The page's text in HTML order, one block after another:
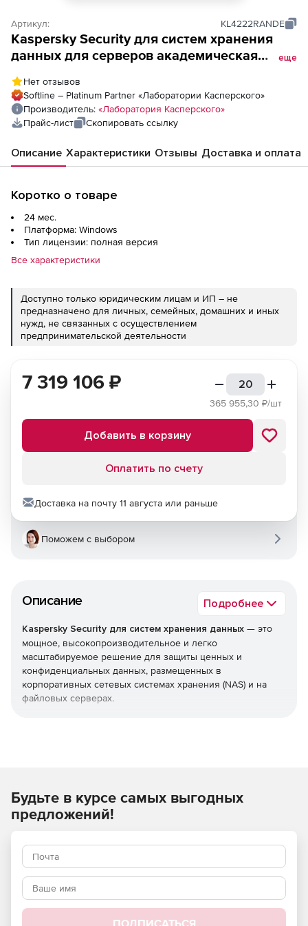
Артикул: KL4222RANDE
Kaspersky Security для систем хранения
данных для серверов академическая
еще
Нет отзывов
Softline – Platinum Partner «Лаборатории Касперского»
Производитель: «Лаборатория Касперского»
Прайс-лист
Скопировать ссылку
Описание Характеристики Отзывы Доставка и оплата
Коротко о товаре
24 мес.
Платформа: Windows
Тип лицензии: полная версия
Все характеристики
Доступно только юридическим лицам и ИП – не
предназначено для личных, семейных, домашних и иных
нужд, не связанных с осуществлением
предпринимательской деятельности
Описание Подробнее
Kaspersky Security для систем хранения данных — это
мощное, высокопроизводительное и легко
масштабируемое решение для защиты ценных и
конфиденциальных данных, размещенных в
корпоративных сетевых системах хранения (NAS) и на
файловых серверах.
Используйте Kaspersky Security для систем хранения
данных и получите максимальный уровень защиты от
7 319 106 ₽
365 955,30 ₽/шт
Добавить в корзину
Оплатить по счету
Доставка на почту 11 августа или раньше
Поможем с выбором
Будьте в курсе самых выгодных
предложений!
ПОДПИСАТЬСЯ